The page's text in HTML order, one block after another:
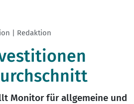
| Redaktion
Monitor für allgemeine und